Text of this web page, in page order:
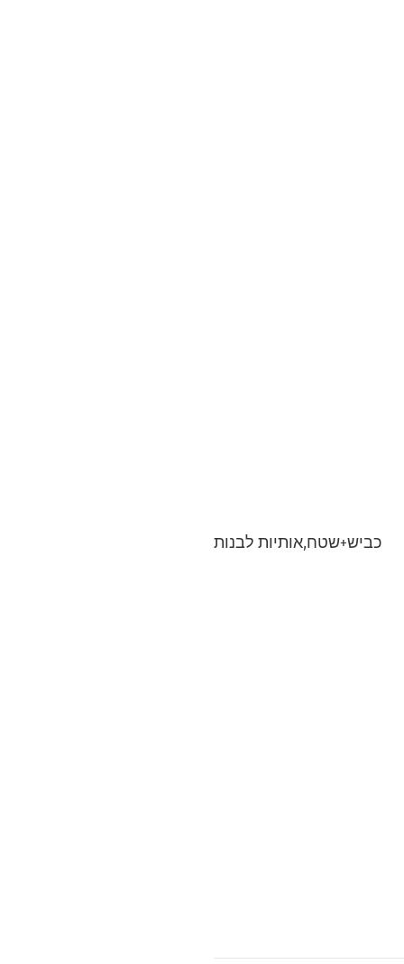
כביש+שטח,אותיות לבנות